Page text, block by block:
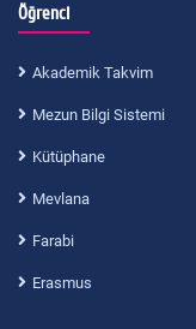
Öğrenci
Akademik Takvim
Mezun Bilgi Sistemi
Kütüphane
Mevlana
Farabi
Erasmus